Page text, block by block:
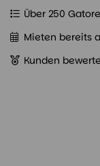
Über 250
Mieten bereits
Kunden